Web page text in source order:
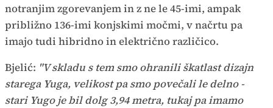
notranjim zgorevanjem in z ne le 45-imi, ampak
približno 136-imi konjskimi močmi, v načrtu pa
imajo tudi hibridno in električno različico.
Bjelić: "V skladu s tem smo ohranili škatlast dizajn
starega Yuga, velikost pa smo povečali le delno -
stari Yugo je bil dolg 3,94 metra, tukaj pa imamo